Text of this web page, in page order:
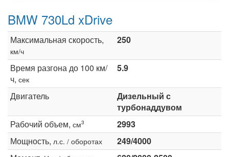
BMW 730Ld xDrive
Максимальная скорость,
км/ч
250
Время разгона до 100 км/
ч, сек
5.9
Двигатель
Дизельный с
турбонаддувом
Рабочий объем, см3
2993
Мощность, л.с. / оборотах
249/4000